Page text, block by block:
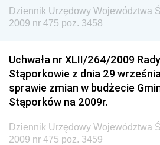
Dziennik Urzędowy Unii
Dziennik Urzędowy Ministerstwa
Chemicznego i Lekkiego
Dziennik Urzędowy Ministerstwa
Gospodarki Żywnościowej
Dziennik Urzędowy Ministra
Społecznej
Dziennik Urzędowy Województwa
2009 nr 475 poz. 3458
Uchwała nr XLII/264/2009
Stąporkowie z dnia 29
sprawie zmian w budżecie
Stąporków na 2009r.
Dziennik Urzędowy Województwa
2009 nr 475 poz. 3459